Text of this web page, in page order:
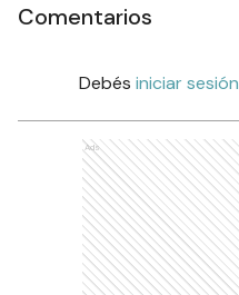
Comentarios
Debés iniciar sesión
Ads